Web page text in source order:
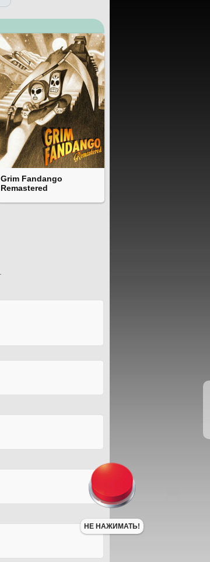
Grim Fandango
Remastered
НЕ НАЖИМАТЬ!